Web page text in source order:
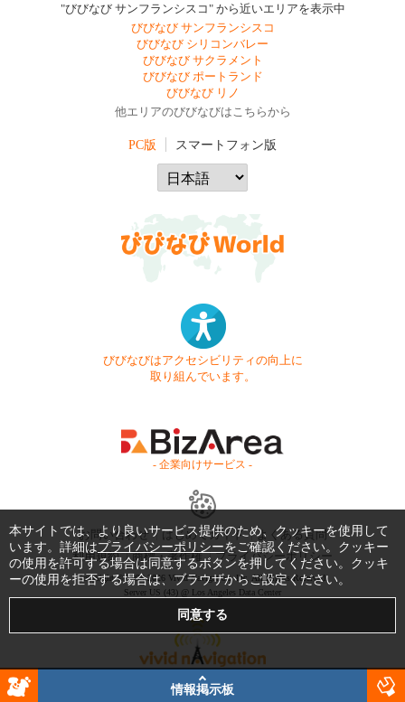
"びびなび サンフランシスコ" から近いエリアを表示中
びびなび サンフランシスコ
びびなび シリコンバレー
びびなび サクラメント
びびなび ポートランド
びびなび リノ
他エリアのびびなびはこちらから
PC版 スマートフォン版
びびなびはアクセシビリティの向上に
取り組んでいます。
- 企業向けサービス -
お問い合わせ はじめてガイド
よくある質問
利用規約
商標・著作権 プライバシーポリシー
Copyright © 1999-2026 Vivid Navigation, Inc. All Rights Reserved.
Server US (43) @ Los Angeles Data Center
情報掲示板
本サイトでは、より良いサービス提供のため、クッキーを使用して
います。詳細はプライバシーポリシーをご確認ください。クッキー
の使用を許可する場合は同意するボタンを押してください。クッキ
ーの使用を拒否する場合は、ブラウザからご設定ください。